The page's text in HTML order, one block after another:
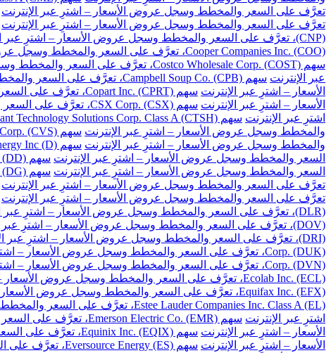
تعرَّف على السعر والمخطط وسجل عروض الأسعار – اشترِ عبر الإنترنت
تعرَّف على السعر والمخطط وسجل عروض الأسعار – اشترِ عبر الإنترنت
(CNP)، تعرَّف على السعر والمخطط وسجل عروض الأسعار – اشترِ عبر الإنترنت
Cooper Companies Inc. (COO)، تعرَّف على السعر والمخطط وسجل عروض الأسعار – اشترِ عبر الإنترنت
سهم Costco Wholesale Corp. (COST)، تعرَّف على السعر والمخطط وسجل عروض الأسعار – اشترِ عبر الإنترنت
عبر الإنترنت سهم Campbell Soup Co. (CPB)، تعرَّف على السعر والمخطط وسجل عروض الأسعار – اشترِ عبر الإنترنت
الأسعار – اشترِ عبر الإنترنت سهم Copart Inc. (CPRT)، تعرَّف على السعر والمخطط وسجل عروض الأسعار – اشترِ عبر الإنترنت
الأسعار – اشترِ عبر الإنترنت سهم CSX Corp. (CSX)، تعرَّف على السعر والمخطط وسجل عروض الأسعار – اشترِ عبر الإنترنت
اشترِ عبر الإنترنت سهم Cognizant Technology Solutions Corp. Class A (CTSH)، تعرَّف على السعر والمخطط وسجل عروض الأسعار – اشترِ عبر الإنترنت
والمخطط وسجل عروض الأسعار – اشترِ عبر الإنترنت سهم CVS Health Corp. (CVS)، تعرَّف على السعر والمخطط وسجل عروض الأسعار – اشترِ عبر الإنترنت
والمخطط وسجل عروض الأسعار – اشترِ عبر الإنترنت سهم Dominion Energy Inc (D)، تعرَّف على السعر والمخطط وسجل عروض الأسعار – اشترِ عبر الإنترنت
السعر والمخطط وسجل عروض الأسعار – اشترِ عبر الإنترنت سهم DuPont de Nemours Inc. (DD)، تعرَّف على السعر والمخطط وسجل عروض الأسعار – اشترِ عبر الإنترنت
السعر والمخطط وسجل عروض الأسعار – اشترِ عبر الإنترنت سهم Dollar General Corp. (DG)، تعرَّف على السعر والمخطط وسجل عروض الأسعار – اشترِ عبر الإنترنت
تعرَّف على السعر والمخطط وسجل عروض الأسعار – اشترِ عبر الإنترنت
تعرَّف على السعر والمخطط وسجل عروض الأسعار – اشترِ عبر الإنترنت
(DLR)، تعرَّف على السعر والمخطط وسجل عروض الأسعار – اشترِ عبر الإنترنت
(DOV)، تعرَّف على السعر والمخطط وسجل عروض الأسعار – اشترِ عبر الإنترنت
(DRI)، تعرَّف على السعر والمخطط وسجل عروض الأسعار – اشترِ عبر الإنترنت
Corp. (DUK)، تعرَّف على السعر والمخطط وسجل عروض الأسعار – اشترِ عبر الإنترنت
Corp. (DVN)، تعرَّف على السعر والمخطط وسجل عروض الأسعار – اشترِ عبر الإنترنت
Ecolab Inc. (ECL)، تعرَّف على السعر والمخطط وسجل عروض الأسعار – اشترِ عبر الإنترنت
Equifax Inc. (EFX)، تعرَّف على السعر والمخطط وسجل عروض الأسعار – اشترِ عبر الإنترنت
Estee Lauder Companies Inc. Class A (EL)، تعرَّف على السعر والمخطط وسجل عروض الأسعار – اشترِ عبر الإنترنت
اشترِ عبر الإنترنت سهم Emerson Electric Co. (EMR)، تعرَّف على السعر والمخطط وسجل عروض الأسعار – اشترِ عبر الإنترنت
الأسعار – اشترِ عبر الإنترنت سهم Equinix Inc. (EQIX)، تعرَّف على السعر والمخطط وسجل عروض الأسعار – اشترِ عبر الإنترنت
الأسعار – اشترِ عبر الإنترنت سهم Eversource Energy (ES)، تعرَّف على السعر والمخطط وسجل عروض الأسعار – اشترِ عبر الإنترنت